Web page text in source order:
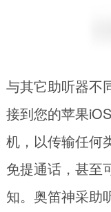
与其它助听器不
接到您的苹果
机，以传输任何
免提通话，甚至
知。奥笛神采助